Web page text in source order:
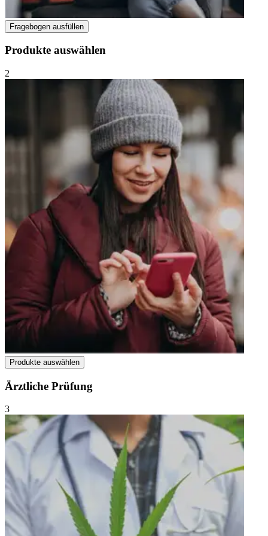
Fragebogen ausfüllen
Produkte auswählen
2
Produkte auswählen
Ärztliche Prüfung
3